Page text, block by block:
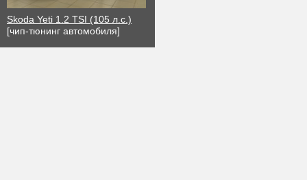
Skoda Yeti 1.2 TSI (105 л.с.)
[чип-тюнинг автомобиля]